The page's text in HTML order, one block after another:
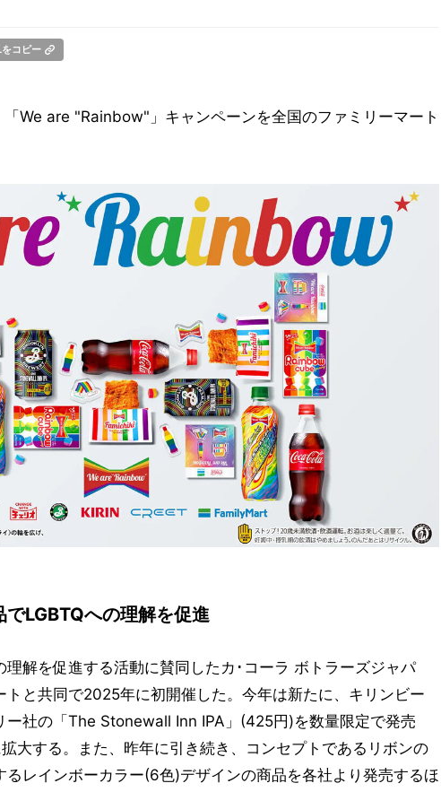
をコピー
We are "Rainbow"」キャンペーンを全国のファミリーマート
LGBTQへの理解を促進
理解を促進する活動に賛同したカ･コーラ ボトラーズジャパ
トと共同で2025年に初開催した。今年は新たに、キリンビー
ー社の「The Stonewall Inn IPA」(425円)を数量限定で発売
大する。また、昨年に引き続き、コンセプトであるリボンの
レインボーカラー(6色)デザインの商品を各社より発売するほ